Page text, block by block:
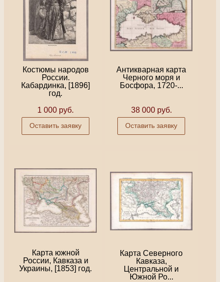
Костюмы народов
России.
Кабардинка, [1896]
год.
1 000 руб.
Оставить заявку
Антикварная карта
Черного моря и
Босфора, 1720-...
38 000 руб.
Оставить заявку
Карта южной
России, Кавказа и
Украины, [1853] год.
Карта Северного
Кавказа,
Центральной и
Южной Ро...